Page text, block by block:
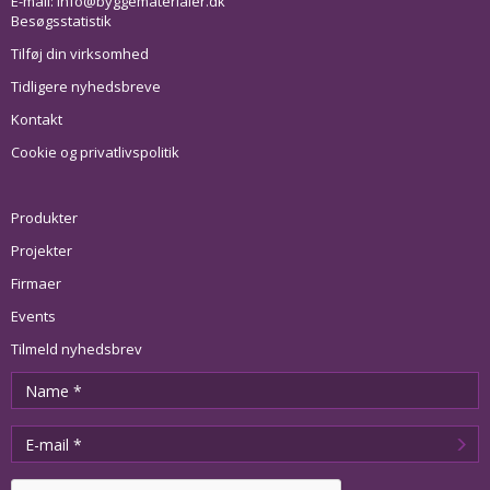
Besøgsstatistik
Tilføj din virksomhed
Tidligere nyhedsbreve
Kontakt
Cookie og privatlivspolitik
Produkter
Projekter
Firmaer
Events
Tilmeld nyhedsbrev